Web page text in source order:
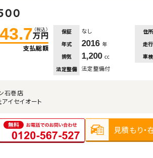
０
43.7 （税込）
万円
支払総額
保証 なし 住所
年式 2016 年 走行
排気
1,200 cc 車検
法定整備 法定整備付
石巻店
イセイオート
見積もり・